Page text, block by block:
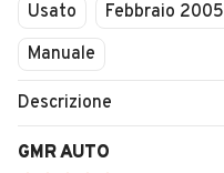
Usato Febbraio 2005
Manuale
Descrizione
GMR AUTO